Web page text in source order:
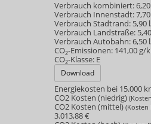
Verbrauch kombiniert:
Verbrauch Innenstadt:
Verbrauch Stadtrand: 5,90
Verbrauch Landstraße:
Verbrauch Autobahn:6,50
CO2-Emissionen: 141,00 g/
CO2-Klasse: E
Download
Energiekosten bei 15.000
CO2 Kosten (niedrig)
CO2 Kosten (mittel)(Kosten
3.013,88 €